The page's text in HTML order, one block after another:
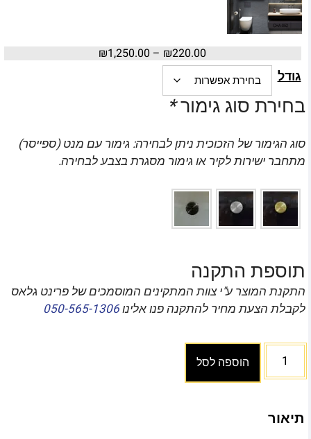
₪220.00
–
₪1,250.00
גודל
בחירת סוג גימור*
סוג הגימור של הזכוכית ניתן לבחירה: גימור עם מנט (ספייסר)
מתחבר ישירות לקיר או גימור מסגרת בצבע לבחירה.
תוספת התקנה
התקנת המוצר ע"י צוות המתקינים המוסמכים של פרינט גלאס
לקבלת הצעת מחיר להתקנה פנו אלינו050-565-1306
הוספה לסל
תיאור